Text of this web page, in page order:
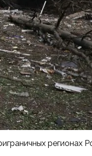
регионах